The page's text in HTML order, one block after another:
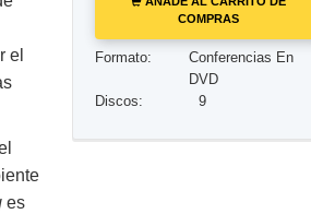
Los Niños
Herramientas para el Entorno Laboral
el
es
COMPRAS
Formato:
Conferencias En
DVD
Discos:
9